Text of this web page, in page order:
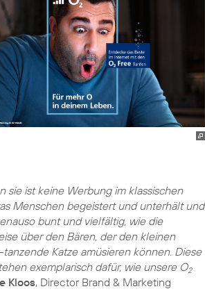
sie ist keine Werbung im klassischen
Menschen begeistert und unterhält und
bunt und vielfältig, wie die
über den Bären, der den kleinen
Katze amüsieren können. Diese
exemplarisch dafür, wie unsere O2
Kloos, Director Brand & Marketing